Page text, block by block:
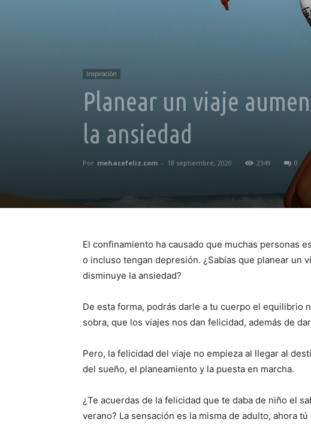
Inspiración
Planear un viaje
la ansiedad
Por mehacefeliz.com - 18 septiembre, 2020 2349 0
El confinamiento ha causado que muchas personas
o incluso tengan depresión. ¿Sabías que planear un
disminuye la ansiedad?
De esta forma, podrás darle a tu cuerpo el equilibrio
sobra, que los viajes nos dan felicidad, además de
Pero, la felicidad del viaje no empieza al llegar al
del sueño, el planeamiento y la puesta en marcha.
¿Te acuerdas de la felicidad que te daba de niño el
verano? La sensación es la misma de adulto, ahora